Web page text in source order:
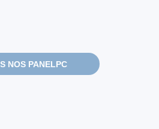
NOS PANELPC